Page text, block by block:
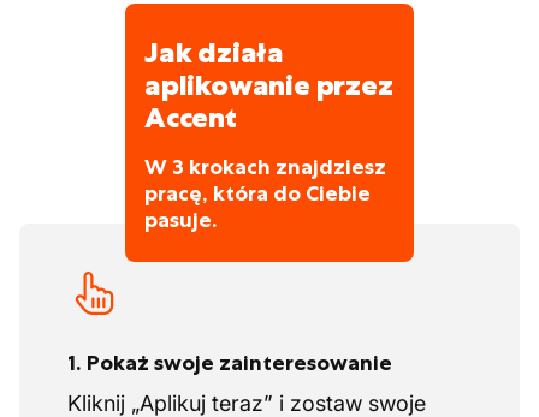
Jak działa
aplikowanie przez
Accent
W 3 krokach znajdziesz
pracę, która do Ciebie
pasuje.
1. Pokaż swoje zainteresowanie
Kliknij „Aplikuj teraz” i zostaw swoje